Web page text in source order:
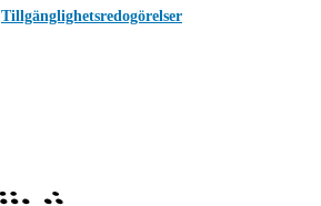
Tillgänglighetsredogörelser